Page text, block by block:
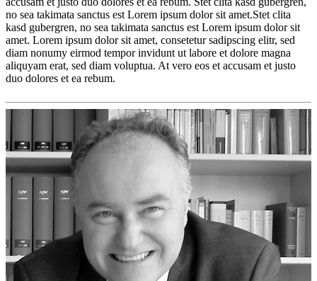
no sea takimata sanctus est Lorem ipsum dolor sit amet.Stet clita
kasd gubergren, no sea takimata sanctus est Lorem ipsum dolor sit
amet. Lorem ipsum dolor sit amet, consetetur sadipscing elitr, sed
diam nonumy eirmod tempor invidunt ut labore et dolore magna
aliquyam erat, sed diam voluptua. At vero eos et accusam et justo
duo dolores et ea rebum.